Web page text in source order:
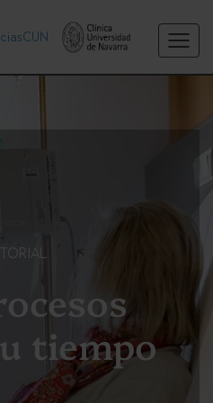
tiempo